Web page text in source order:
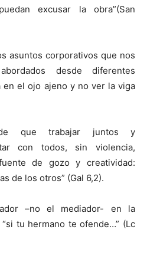
excusar la obra”(San
asuntos corporativos que nos
desde diferentes
en el ojo ajeno y no ver la viga
que trabajar juntos y
con todos, sin violencia,
de gozo y creatividad:
de los otros” (Gal 6,2).
–no el mediador- en la
tu hermano te ofende…” (Lc